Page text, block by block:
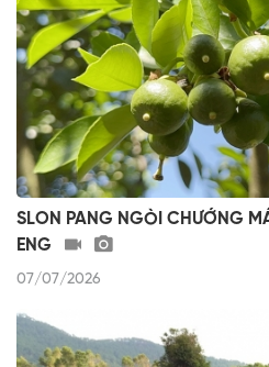
SLON PANG NGÒI CHƯỚNG
ENG
07/07/2026